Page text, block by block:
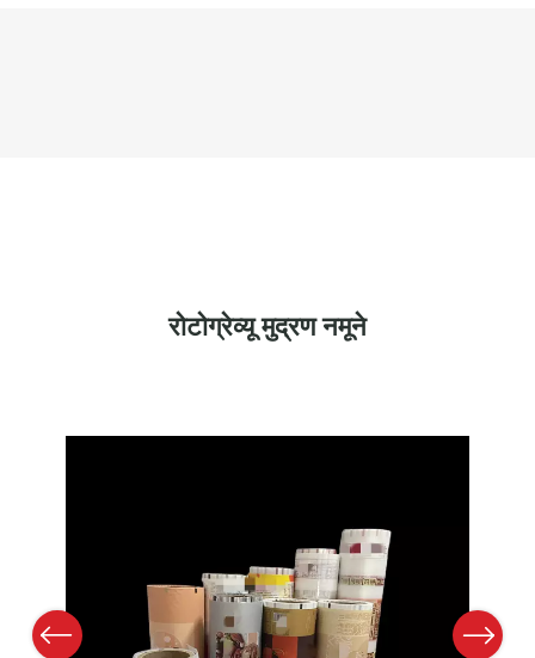
रोटोग्रेव्यू मुद्रण नमूने
Previous Next